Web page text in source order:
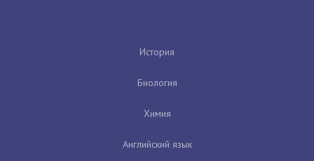
История
Биология
Химия
Английский язык